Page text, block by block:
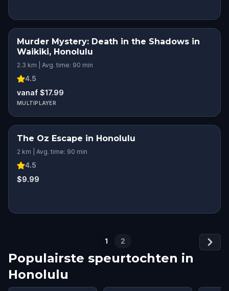
Murder Mystery: Death in the Shadows in
Waikiki, Honolulu
2.3 km | Avg. time: 90 min
4.5
vanaf $17.99
MULTIPLAYER
The Oz Escape in Honolulu
2 km | Avg. time: 90 min
4.5
$9.99
1 2
Populairste speurtochten in
Honolulu